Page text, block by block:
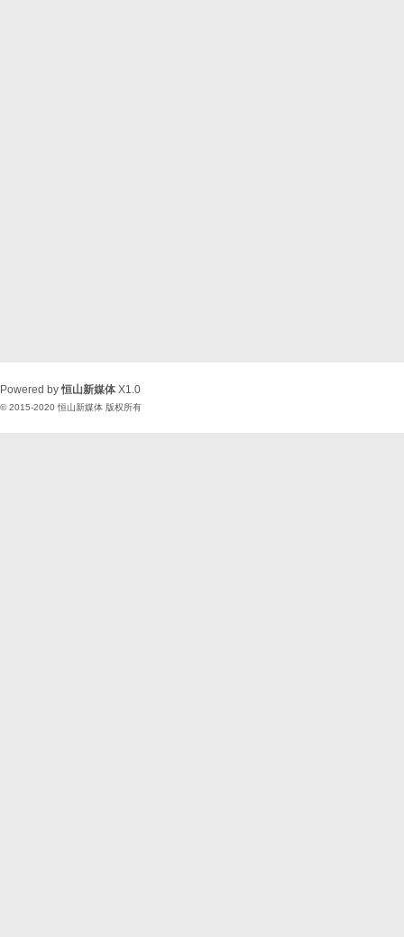
Powered by恒山新媒体 X1.0
© 2015-2020 恒山新媒体 版权所有